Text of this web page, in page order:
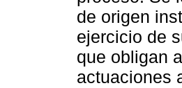
de origen
ejercicio de
que obligan
actuaciones